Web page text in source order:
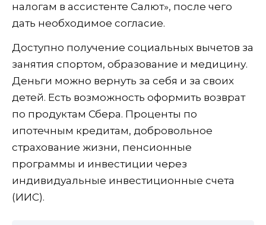
налогам в ассистенте Салют», после чего
дать необходимое согласие.
Доступно получение социальных вычетов за
занятия спортом, образование и медицину.
Деньги можно вернуть за себя и за своих
детей. Есть возможность оформить возврат
по продуктам Сбера. Проценты по
ипотечным кредитам, добровольное
страхование жизни, пенсионные
программы и инвестиции через
индивидуальные инвестиционные счета
(ИИС).